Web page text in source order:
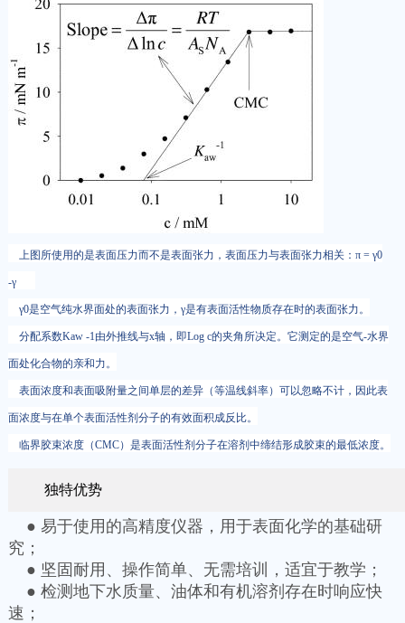
上图所使用的是表面压力而不是表面张力，表面压力与表面张力相关：π = γ0
-γ
γ0是空气纯水界面处的表面张力，γ是有表面活性物质存在时的表面张力。
分配系数Kaw -1由外推线与x轴，即Log c的夹角所决定。它测定的是空气-水界
面处化合物的亲和力。
表面浓度和表面吸附量之间单层的差异（等温线斜率）可以忽略不计，因此表
面浓度与在单个表面活性剂分子的有效面积成反比。
临界胶束浓度（CMC）是表面活性剂分子在溶剂中缔结形成胶束的最低浓度。
独特优势
● 易于使用的高精度仪器，用于表面化学的基础研
究；
● 坚固耐用、操作简单、无需培训，适宜于教学；
● 检测地下水质量、油体和有机溶剂存在时响应快
速；